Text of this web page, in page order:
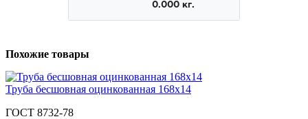
Похожие товары
Труба бесшовная оцинкованная 168х14
ГОСТ 8732-78